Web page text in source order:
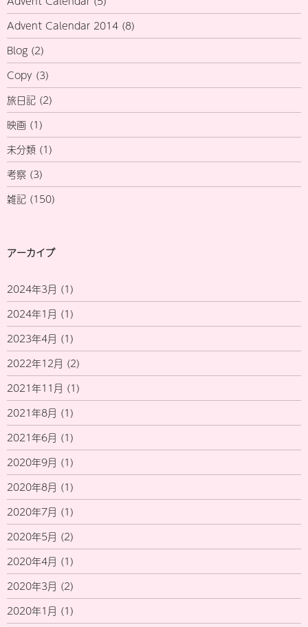
Advent Calendar 2014 (8)
Blog (2)
Copy (3)
旅日記 (2)
映画 (1)
未分類 (1)
考察 (3)
雑記 (150)
アーカイブ
2024年3月 (1)
2024年1月 (1)
2023年4月 (1)
2022年12月 (2)
2021年11月 (1)
2021年8月 (1)
2021年6月 (1)
2020年9月 (1)
2020年8月 (1)
2020年7月 (1)
2020年5月 (2)
2020年4月 (1)
2020年3月 (2)
2020年1月 (1)